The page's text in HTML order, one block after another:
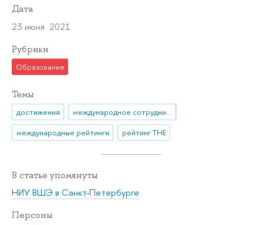
Дата
23 июня 2021
Рубрики
Образование
Темы
достижения
международное сотрудничество
международные рейтинги
рейтинг THE
В статье упомянуты
НИУ ВШЭ в Санкт-Петербурге
Персоны